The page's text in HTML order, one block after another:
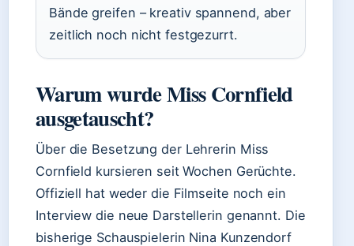
Bände greifen – kreativ spannend, aber
zeitlich noch nicht festgezurrt.
Warum wurde Miss Cornfield
ausgetauscht?
Über die Besetzung der Lehrerin Miss
Cornfield kursieren seit Wochen Gerüchte.
Offiziell hat weder die Filmseite noch ein
Interview die neue Darstellerin genannt. Die
bisherige Schauspielerin Nina Kunzendorf